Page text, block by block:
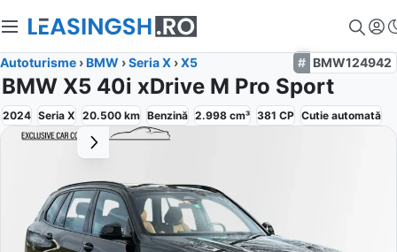
Autoturisme ›BMW ›Seria X ›X5 BMW124942
BMW X5 40i xDrive M Pro Sport
2024 Seria X 20.500 km Benzină 2.998 cm³ 381 CP Cutie automată